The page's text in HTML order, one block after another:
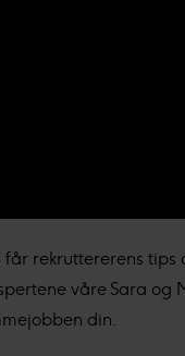
rekruttererens
våre Sara
din.